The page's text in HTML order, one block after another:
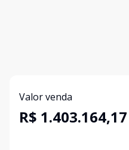
Valor venda
R$ 1.403.164,17